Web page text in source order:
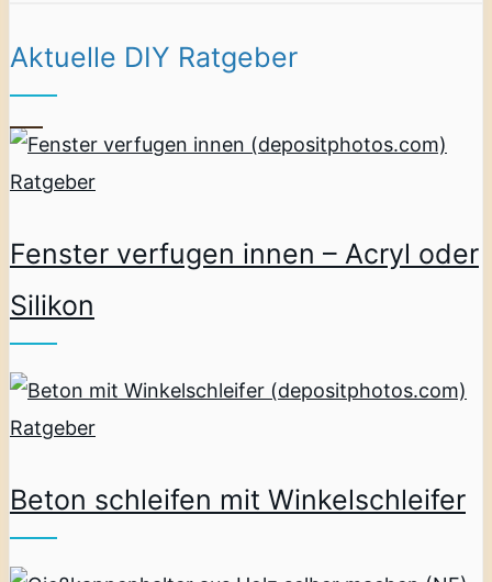
Aktuelle DIY Ratgeber
Ratgeber
Fenster verfugen innen – Acryl oder
Silikon
Ratgeber
Beton schleifen mit Winkelschleifer